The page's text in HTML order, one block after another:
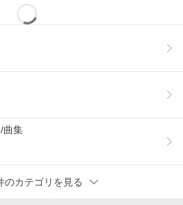
集
のカテゴリを見る